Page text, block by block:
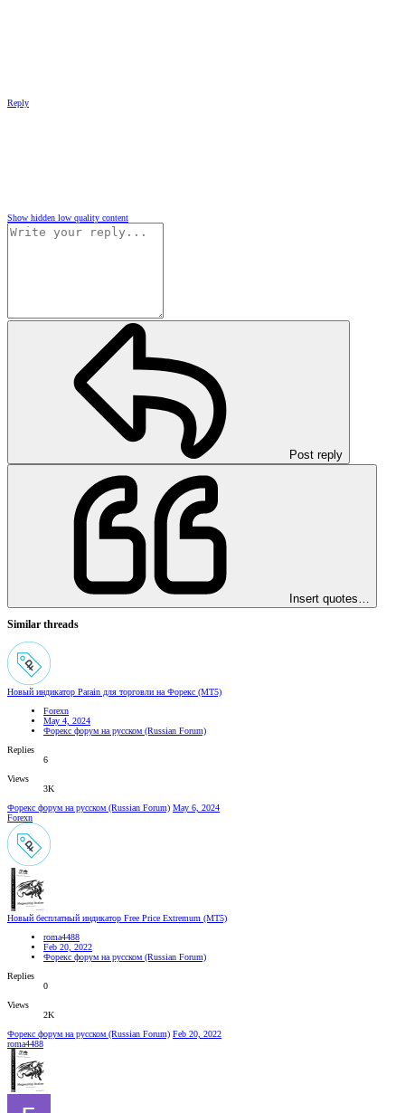
Reply
Show hidden low quality content
Post reply
Insert quotes…
Similar threads
Новый индикатор Parain для торговли на Форекс (MT5)
Forexn
May 4, 2024
Форекс форум на русском (Russian Forum)
Replies
6
Views
3K
Форекс форум на русском (Russian Forum) May 6, 2024
Forexn
Новый бесплатный индикатор Free Price Extremum (MT5)
roma4488
Feb 20, 2022
Форекс форум на русском (Russian Forum)
Replies
0
Views
2K
Форекс форум на русском (Russian Forum) Feb 20, 2022
roma4488